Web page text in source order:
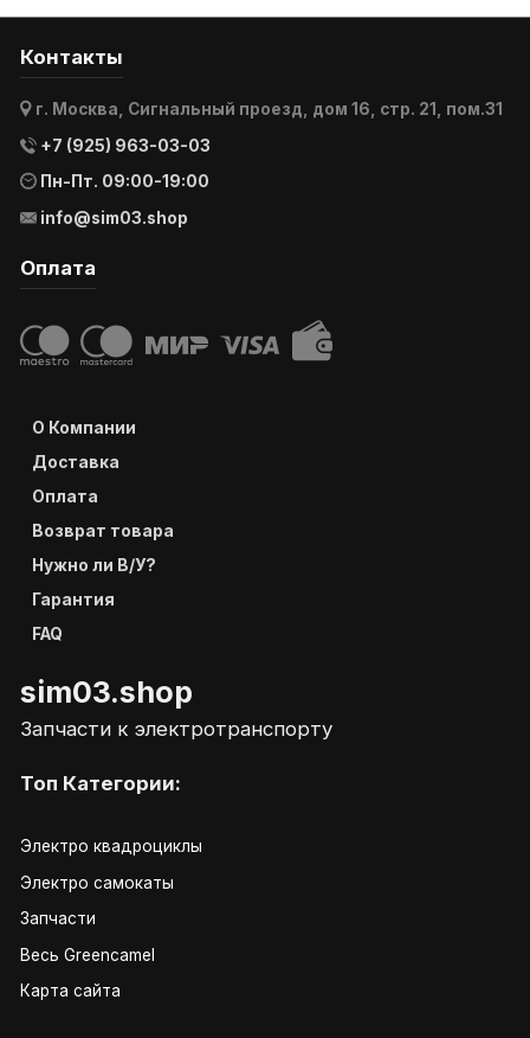
Контакты
г. Москва, Сигнальный проезд, дом 16, стр. 21, пом.31
+7 (925) 963-03-03
Пн-Пт. 09:00-19:00
info@sim03.shop
Оплата
О Компании
Доставка
Оплата
Возврат товара
Нужно ли В/У?
Гарантия
FAQ
sim03.shop
Запчасти к электротранспорту
Топ Категории:
Электро квадроциклы
Электро самокаты
Запчасти
Весь Greencamel
Карта сайта